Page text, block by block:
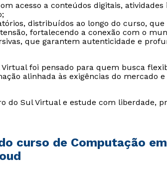
acesso a conteúdos digitais, atividades
distribuídos ao longo do curso,
fortalecendo a conexão com o
que garantem autenticidade e
Virtual foi pensado para quem busca
alinhada às exigências do mercado
do Sul Virtual e estude com liberdade,
curso de Computação